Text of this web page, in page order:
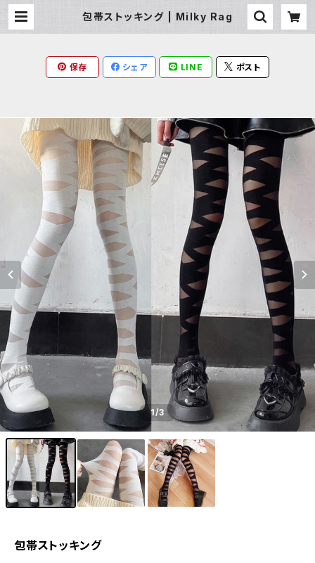
包帯ストッキング | Milky Rag
保存 シェア LINE ポスト
1/3
包帯ストッキング